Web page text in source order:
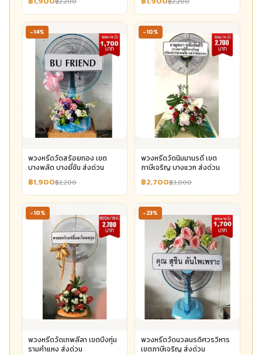
-14%
พวงหรีดวัดสร้อยทอง เขต
บางพลัด บางยี่ขัน ส่งด่วน
฿1,900฿2,200
-10%
พวงหรีดวัดนิมมานรดี เขต
ภาษีเจริญ บางแวก ส่งด่วน
฿2,700฿3,000
-10%
พวงหรีดวัดเทพลีลา เขตบึงกุ่ม
รามคำแหง ส่งด่วน
-23%
พวงหรีดวัดนวลนรดิศวรวิหาร
เขตภาษีเจริญ ส่งด่วน